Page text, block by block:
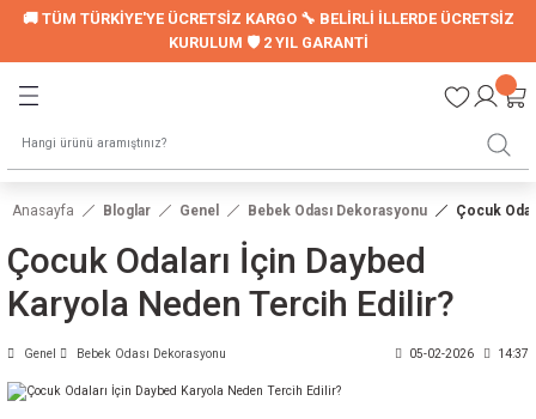
🚚 TÜM TÜRKİYE'YE ÜCRETSİZ KARGO 🔧 BELİRLİ İLLERDE ÜCRETSİZ
KURULUM 🛡️ 2 YIL GARANTİ
Geri Dön
Genç Nevresim Seti
Geri Dön
Modelleri
Anasayfa Bloglar Genel Bebek Odası Dekorasyonu Çocuk
Çocuk Odaları İçin Daybed
Karyola Neden Tercih Edilir?
Genel Bebek Odası Dekorasyonu 05-02-2026 14:37